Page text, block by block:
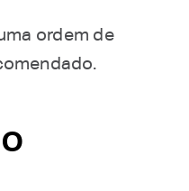
ordem de